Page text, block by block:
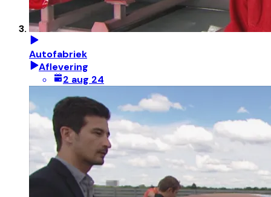
Autofabriek
Aflevering
2 aug 24